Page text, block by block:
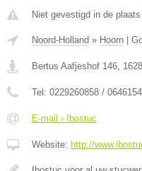
Niet gevestigd in de
Noord-Holland » Hoorn |
Bertus Aafjeshof 146
Tel: 0229260858 /
E-mail › Ibostuc
Website: http://